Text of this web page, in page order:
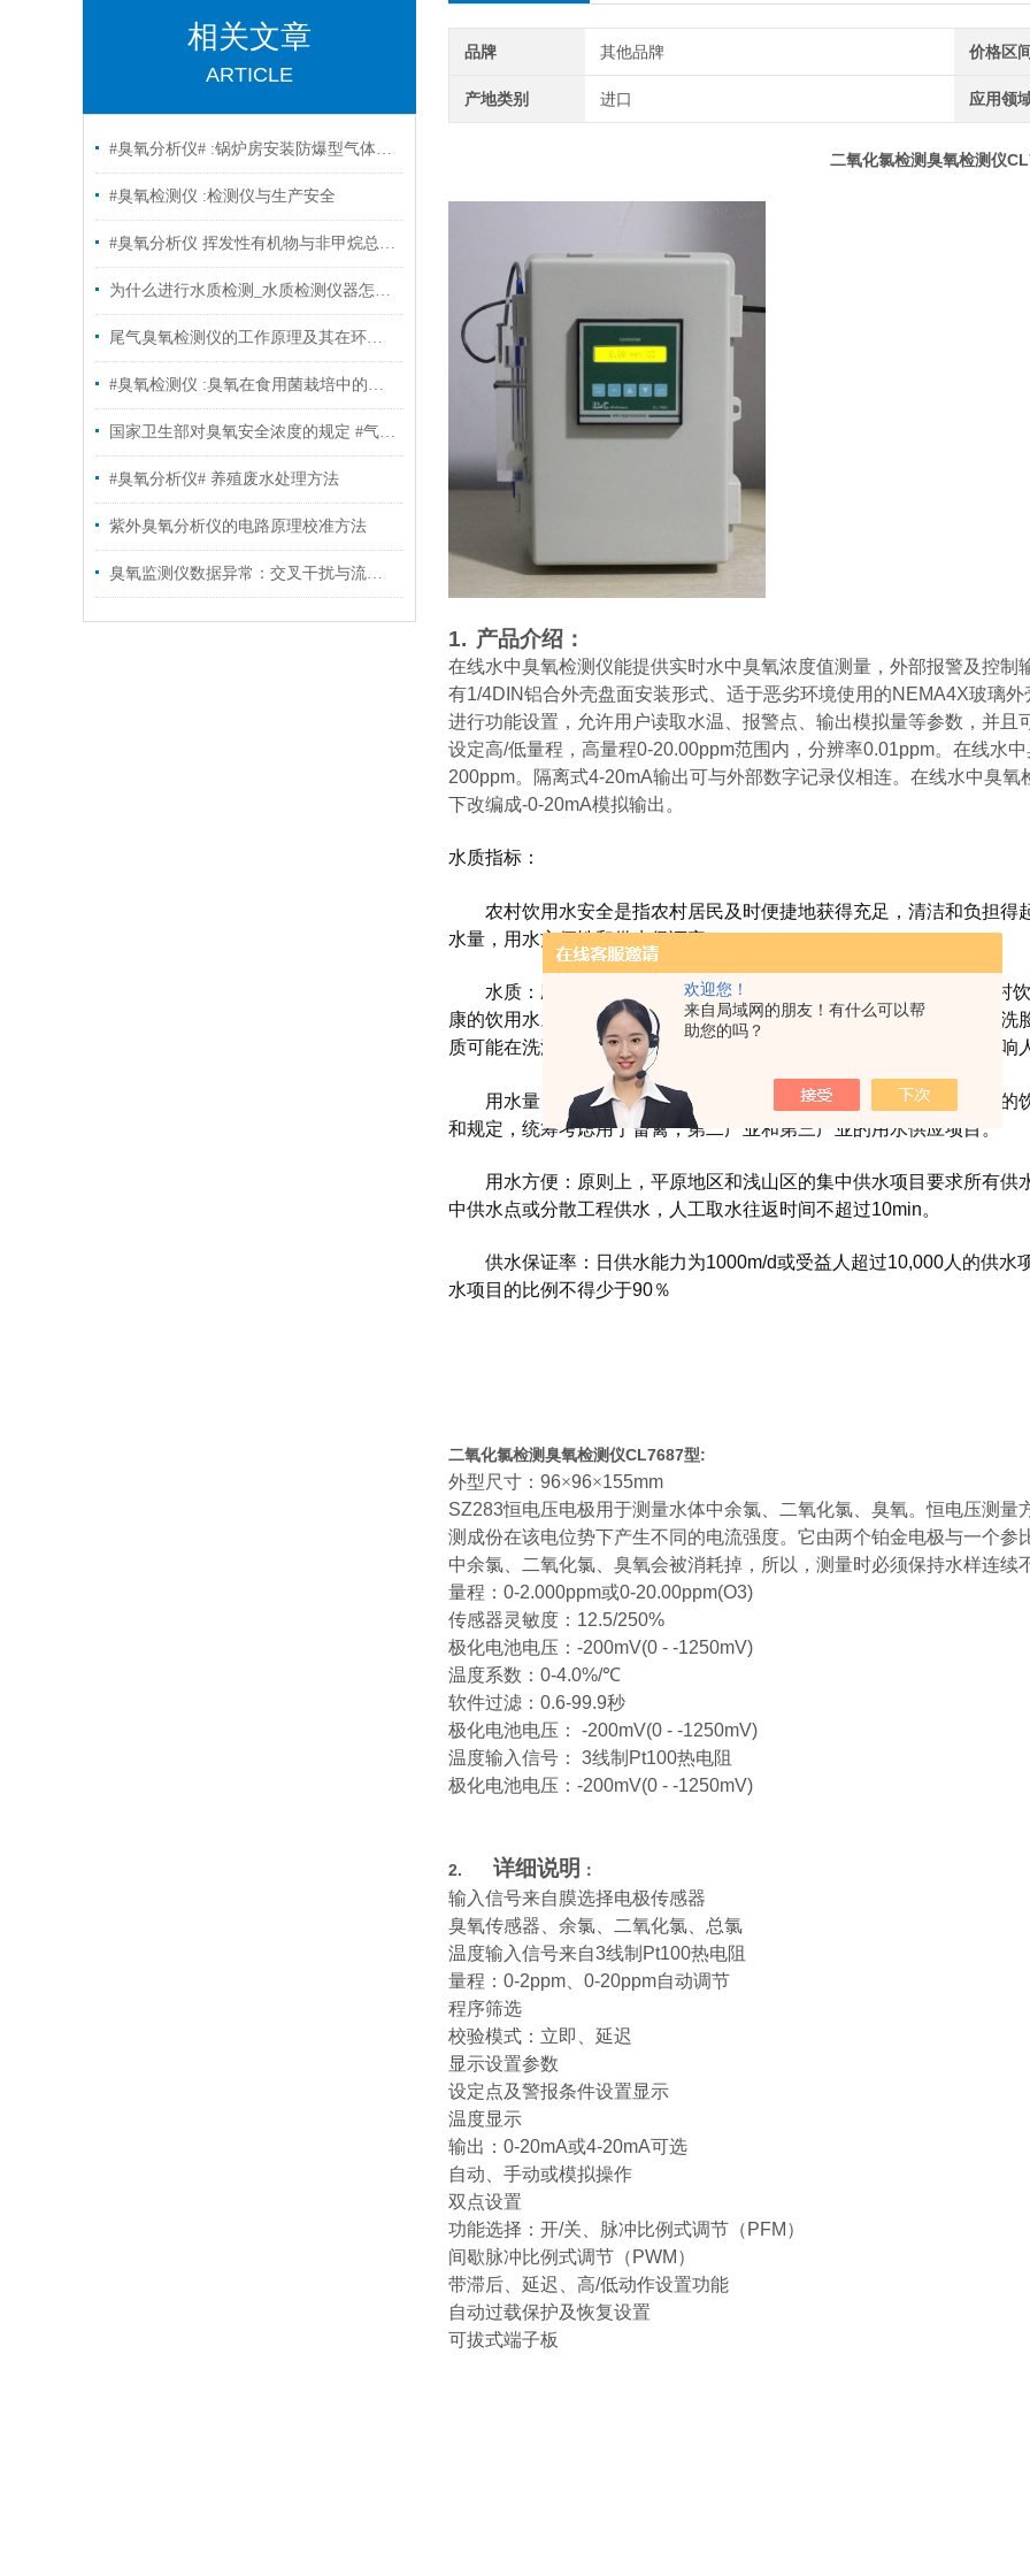
欢迎您！
来自局域网的朋友！有什么可以帮
助您的吗？
相关文章
ARTICLE
#臭氧分析仪# :锅炉房安装防爆型气体检测仪的重要性有哪些?
#臭氧检测仪 :检测仪与生产安全
#臭氧分析仪 挥发性有机物与非甲烷总烃的概念以及分析方法
为什么进行水质检测_水质检测仪器怎么选择？#臭氧分析仪
尾气臭氧检测仪的工作原理及其在环保监测中的应用
#臭氧检测仪 :臭氧在食用菌栽培中的应用
国家卫生部对臭氧安全浓度的规定 #气体分析仪
#臭氧分析仪# 养殖废水处理方法
紫外臭氧分析仪的电路原理校准方法
臭氧监测仪数据异常：交叉干扰与流量波动排查
品牌 其他品牌 价格区间
产地类别 进口 应用领
二氧化氯检测臭氧检测仪
1. 产品介绍：
在线水中臭氧检测仪能提供实时水中臭氧浓度值测量，外部报警及控
有1/4DIN铝合外壳盘面安装形式、适于恶劣环境使用的NEMA4X玻璃外
进行功能设置，允许用户读取水温、报警点、输出模拟量等参数，并
设定高/低量程，高量程0-20.00ppm范围内，分辨率0.01ppm。在线水
200ppm。隔离式4-20mA输出可与外部数字记录仪相连。在线水中臭
下改编成-0-20mA模拟输出。
水质指标：
农村饮用水安全是指农村居民及时便捷地获得充足，清洁和负担得
水量，用水方便性和供水保证率。
水质：应符合《生活饮用水卫生标准》（GB5749）的要求。农村
康的饮用水。此外，安全饮用水还应包括日常个人卫生用水，即用于
质可能在洗澡或漱口时通过皮肤接触，呼吸吸收等进入人体，从而影响
用水量：可以满足人们的合理饮用水需求。农民的饮用水是主要的
和规定，统筹考虑用于畜禽，第二产业和第三产业的用水供应项目。
用水方便：原则上，平原地区和浅山区的集中供水项目要求所有供
中供水点或分散工程供水，人工取水往返时间不超过10min。
供水保证率：日供水能力为1000m/d或受益人超过10,000人的供水
水项目的比例不得少于90％
二氧化氯检测臭氧检测仪CL7687型:
外型尺寸： 96×96×155mm
SZ283恒电压电极用于测量水体中余氯、二氧化氯、臭氧。恒电压测
测成份在该电位势下产生不同的电流强度。它由两个铂金电极与一个
中余氯、二氧化氯、臭氧会被消耗掉，所以，测量时必须保持水样连续
量程： 0-2.000ppm或0-20.00ppm(O3)
传感器灵敏度： 12.5/250%
极化电池电压： -200mV(0 - -1250mV)
温度系数： 0-4.0%/℃
软件过滤： 0.6-99.9秒
极化电池电压：
-200mV(0 - -1250mV)
温度输入信号：
3线制 Pt100热电阻
极化电池电压： -200mV(0 - -1250mV)
2. 详细说明 ：
输入信号来自膜选择电极传感器
臭氧传感器、余氯、二氧化氯、总氯
温度输入信号来自3线制 Pt100热电阻
量程： 0-2ppm 0-20ppm自动调节
程序筛选
校验模式：立即、延迟
显示设置参数
设定点及警报条件设置显示
温度显示
输出： 0-20mA或4-20mA可选
自动、手动或模拟操作
双点设置
功能选择：开/关、脉冲比例式调节（ PFM ）
间歇脉冲比例式调节（ PWM ）
带滞后、延迟、高/低动作设置功能
自动过载保护及恢复设置
可拔式端子板